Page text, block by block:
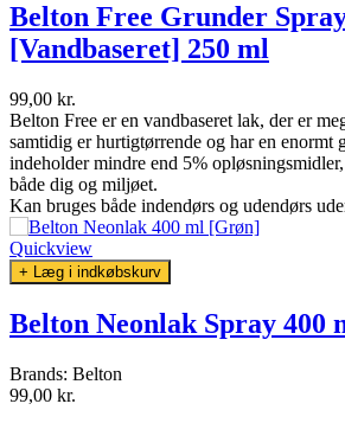
Belton Free Grunder
[Vandbaseret] 250 ml
99,00 kr.
Belton Free er en vandbaseret lak, der er
samtidig er hurtigtørrende og har en enormt
indeholder mindre end 5%
både dig og miljøet.
Kan bruges både indendørs og udendørs
Quickview
+ Læg i indkøbskurv
Belton Neonlak Spray 400
Brands: Belton
99,00 kr.